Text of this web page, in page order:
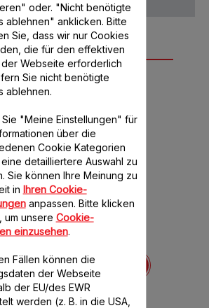
Weiteres
Zubehör
Deckel für den
652091
Vermeidet Spritzer
Verfügbare Menge.
oder. "Nicht benötigte
ablehnen" anklicken. Bitte
Sie, dass wir nur Cookies
die für den effektiven
Webseite erforderlich
Sie nicht benötigte
ablehnen.
Sie "Meine Einstellungen" für
über die
Cookie Kategorien
detailliertere Auswahl zu
Sie können Ihre Meinung zu
in Ihren Cookie-
anpassen. Bitte klicken
um unsere Cookie-
einzusehen.
Fällen können die
der Webseite
der EU/des EWR
werden (z. B. in die USA,